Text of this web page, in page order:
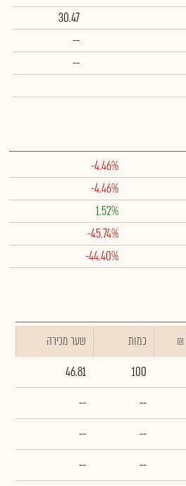
30.47
--
--
-4.46%
-4.46%
1.52%
-45.74%
-44.40%
כמות
שער מכירה
100
46.81
--
--
--
--
--
--